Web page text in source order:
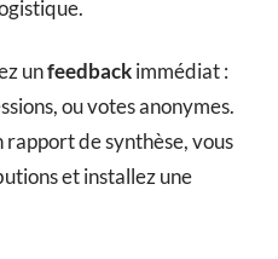
unfeedbackimmédiat :
ou votes anonymes.
de synthèse, vous
et installez une